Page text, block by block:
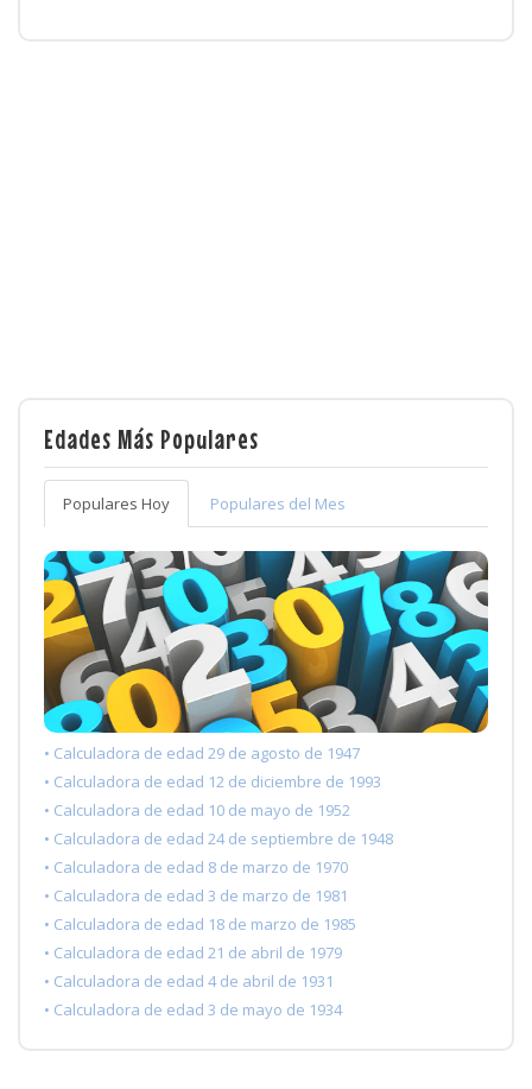
Edades Más Populares
Populares Hoy Populares del Mes
• Calculadora de edad 29 de agosto de 1947
• Calculadora de edad 12 de diciembre de 1993
• Calculadora de edad 10 de mayo de 1952
• Calculadora de edad 24 de septiembre de 1948
• Calculadora de edad 8 de marzo de 1970
• Calculadora de edad 3 de marzo de 1981
• Calculadora de edad 18 de marzo de 1985
• Calculadora de edad 21 de abril de 1979
• Calculadora de edad 4 de abril de 1931
• Calculadora de edad 3 de mayo de 1934